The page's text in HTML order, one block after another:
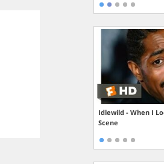
Idlewild - When I
Scene